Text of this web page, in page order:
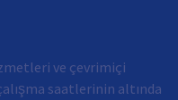
ve çevrimiçi
saatlerinin altında